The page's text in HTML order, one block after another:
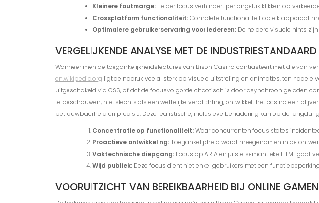
Kleinere foutmarge: Helder focus verhindert per ongeluk klikken op
Crossplatform functionaliteit:Complete functionaliteit op elk apparaat
Optimalere gebruikerservaring voor iedereen: De heldere visuele hints
VERGELIJKENDE ANALYSE MET DE INDUSTRIESTANDAARD
Wanneer men de toegankelijkheidsfeatures van Bison Casino contrasteert met die van
en.wikipedia.org ligt de nadruk veelal sterk op visuele uitstraling en animaties, ten
uitgeschakeld via CSS, of dat de focusvolgorde chaotisch is door asynchroon geladen
te beschouwen, niet slechts als een wettelijke verplichting, ontwikkelt het casino een
betrouwbaarheid en precisie. Deze realistische, inclusieve benadering kan op de
Concentratie op functionaliteit:Waar concurrenten focus states
Proactieve ontwikkeling:Toegankelijkheid wordt meegenomen in de
Vaktechnische diepgang: Focus op ARIA en juiste semantieke HTML
Wijd publiek: Deze focus dient niet enkel gebruikers met een
VOORUITZICHT VAN BEREIKBAARHEID BIJ ONLINE GAMEN